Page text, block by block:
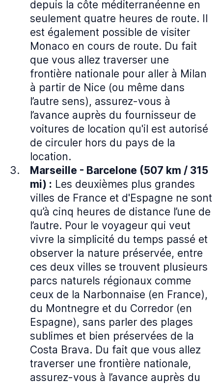
depuis la côte méditerranéenne en
seulement quatre heures de route. Il
est également possible de visiter
Monaco en cours de route. Du fait
que vous allez traverser une
frontière nationale pour aller à Milan
à partir de Nice (ou même dans
l’autre sens), assurez-vous à
l’avance auprès du fournisseur de
voitures de location qu'il est autorisé
de circuler hors du pays de la
location.
Marseille - Barcelone (507 km / 315
mi) : Les deuxièmes plus grandes
villes de France et d'Espagne ne sont
qu’à cinq heures de distance l’une de
l’autre. Pour le voyageur qui veut
vivre la simplicité du temps passé et
observer la nature préservée, entre
ces deux villes se trouvent plusieurs
parcs naturels régionaux comme
ceux de la Narbonnaise (en France),
du Montnegre et du Corredor (en
Espagne), sans parler des plages
sublimes et bien préservées de la
Costa Brava. Du fait que vous allez
traverser une frontière nationale,
assurez-vous à l’avance auprès du